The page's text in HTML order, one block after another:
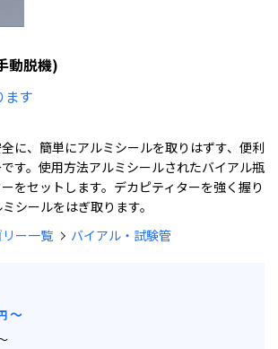
動脱機)
ます
に、簡単にアルミシールを取りはずす、便利
す。使用方法アルミシールされたバイアル瓶
をセットします。デカピティターを強く握り
シールをはぎ取ります。
ー一覧 バイアル・試験管
～